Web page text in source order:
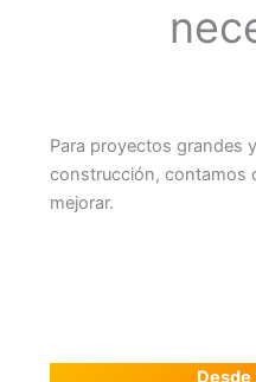
Para proyectos grandes
construcción, contamos
mejorar.
Desde